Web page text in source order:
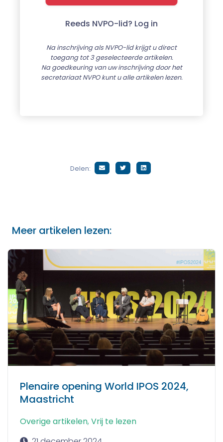
Reeds NVPO-lid? Log in
Na inschrijving als NVPO-lid krijgt u direct
toegang tot 3 geselecteerde artikelen.
Na goedkeuring van uw inschrijving door het
secretariaat NVPO kunt u alle artikelen lezen.
Delen:
Meer artikelen lezen:
Plenaire opening World IPOS 2024,
Maastricht
Overige artikelen, Vrij te lezen